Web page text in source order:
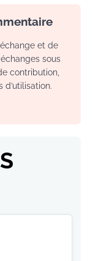
et de
sous
contribution,
d’utilisation.